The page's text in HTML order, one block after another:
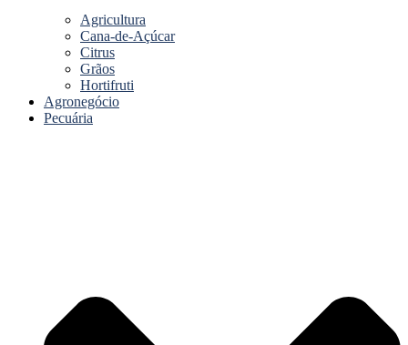
Agricultura
Cana-de-Açúcar
Citrus
Grãos
Hortifruti
Agronegócio
Pecuária